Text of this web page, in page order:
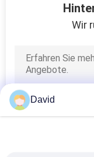
Wir
David